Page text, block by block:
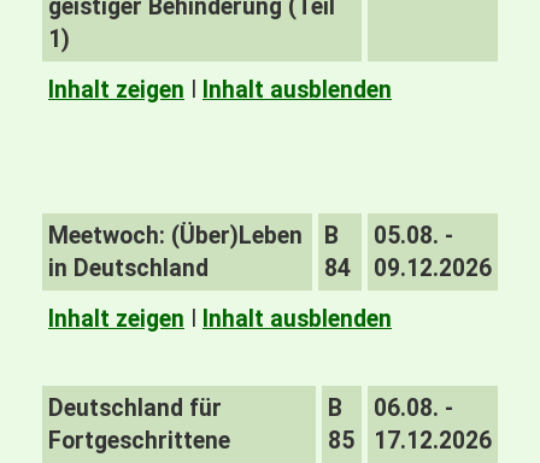
geistiger Behinderung (Teil
1)
Inhalt zeigen
Inhalt ausblenden
Meetwoch: (Über)Leben
in Deutschland
B
84
05.08. -
09.12.2026
Inhalt zeigen
Inhalt ausblenden
Deutschland für
Fortgeschrittene
B
85
06.08. -
17.12.2026